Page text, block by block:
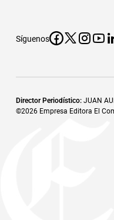
Síguenos
Director Periodístico: JUAN
©2026 Empresa Editora El